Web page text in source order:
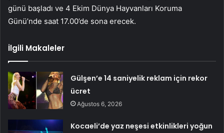
günü başladı ve 4 Ekim Dünya Hayvanları Koruma
Günü’nde saat 17.00’de sona erecek.
İlgili Makaleler
Gülşen’e 14 saniyelik reklam için rekor
ücret
Ağustos 6, 2026
Kocaeli’de yaz neşesi etkinlikleri yoğun